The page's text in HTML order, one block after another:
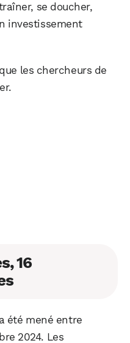
se doucher,
investissement
les chercheurs de
16
été mené entre
2024. Les